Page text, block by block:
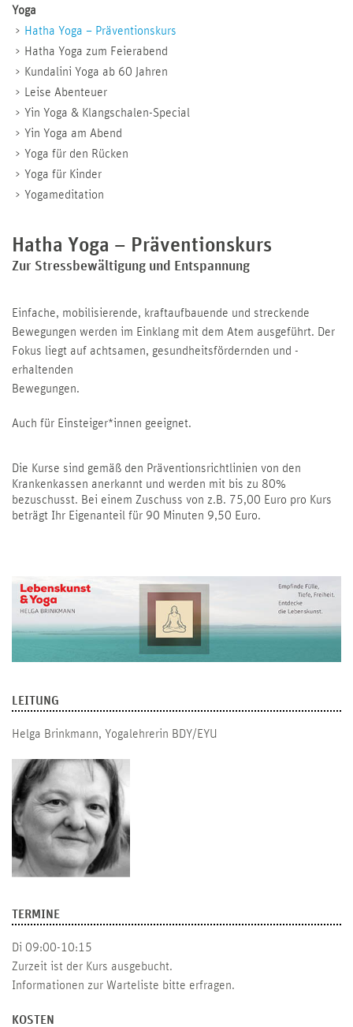
Yoga
Hatha Yoga – Präventionskurs
Hatha Yoga zum Feierabend
Kundalini Yoga ab 60 Jahren
Leise Abenteuer
Yin Yoga & Klangschalen-Special
Yin Yoga am Abend
Yoga für den Rücken
Yoga für Kinder
Yogameditation
Hatha Yoga – Präventionskurs
Zur Stressbewältigung und Entspannung
Einfache, mobilisierende, kraftaufbauende und streckende
Bewegungen werden im Einklang mit dem Atem ausgeführt. Der
Fokus liegt auf achtsamen, gesundheitsfördernden und -
erhaltenden
Bewegungen.
Auch für Einsteiger*innen geeignet.
Die Kurse sind gemäß den Präventionsrichtlinien von den
Krankenkassen anerkannt und werden mit bis zu 80%
bezuschusst. Bei einem Zuschuss von z.B. 75,00 Euro pro Kurs
beträgt Ihr Eigenanteil für 90 Minuten 9,50 Euro.
LEITUNG
Helga Brinkmann, Yogalehrerin BDY/EYU
TERMINE
Di 09:00-10:15
Zurzeit ist der Kurs ausgebucht.
Informationen zur Warteliste bitte erfragen.
KOSTEN